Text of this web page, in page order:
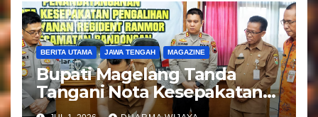
BERITA UTAMA JAWA TENGAH MAGAZINE
Bupati Magelang Tanda
Tangani Nota Kesepakatan
Pengalihan Pelayanan